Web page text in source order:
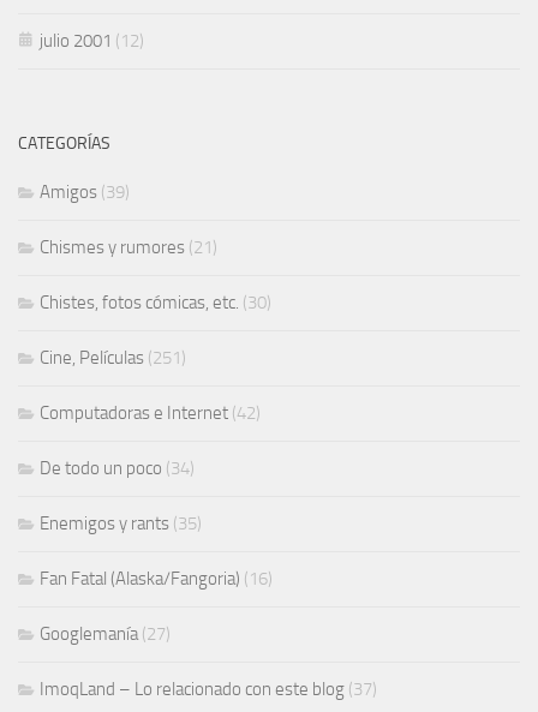
julio 2001 (12)
CATEGORÍAS
Amigos (39)
Chismes y rumores (21)
Chistes, fotos cómicas, etc. (30)
Cine, Películas (251)
Computadoras e Internet (42)
De todo un poco (34)
Enemigos y rants (35)
Fan Fatal (Alaska/Fangoria) (16)
Googlemanía(27)
ImoqLand – Lo relacionado con este blog (37)